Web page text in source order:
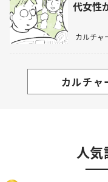
代女性
カルチャ
カルチャ
人気